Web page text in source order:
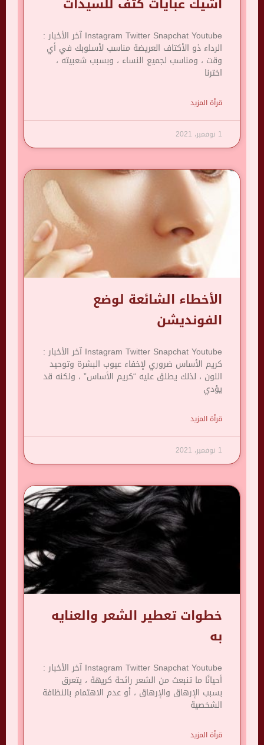
Instagram Twitter Snapchat Youtube آخر الأخبار :
الرداء ذو ​​الأكتاف العريضة مناسب لأسلوبك في أي
وقت ، ومناسب لجميع النساء ، وبسبب شعبيته ،
اخترنا
قرأة المزيد
1 نوفمبر، 2021
الأخطاء الشائعة لوضع
الفونديشن
Instagram Twitter Snapchat Youtube آخر الأخبار :
كريم الأساس ضروري لإخفاء عيوب البشرة وتوحيد
اللون ، لذلك يطلق عليه “كريم الأساس” ، ولكنه قد
يؤدي
قرأة المزيد
1 نوفمبر، 2021
خطوات تعطير الشعر والعنايه
به
Instagram Twitter Snapchat Youtube آخر الأخبار :
أحيانًا ما تنبعث من الشعر رائحة كريهة ، يتعرق
بسبب الإرهاق والإرهاق ، أو عدم الاهتمام بالنظافة
الشخصية
قرأة المزيد